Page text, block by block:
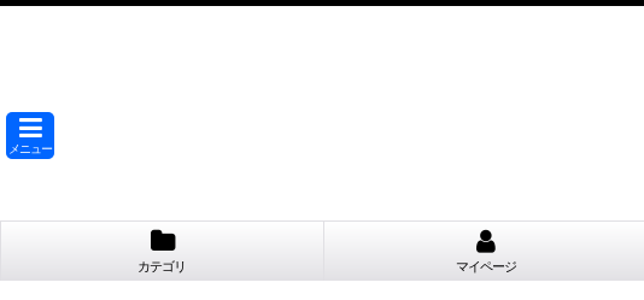
メニュー
カテゴリ マイページ